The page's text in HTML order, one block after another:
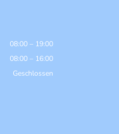
08:00 – 19:00
08:00 – 16:00
Geschlossen